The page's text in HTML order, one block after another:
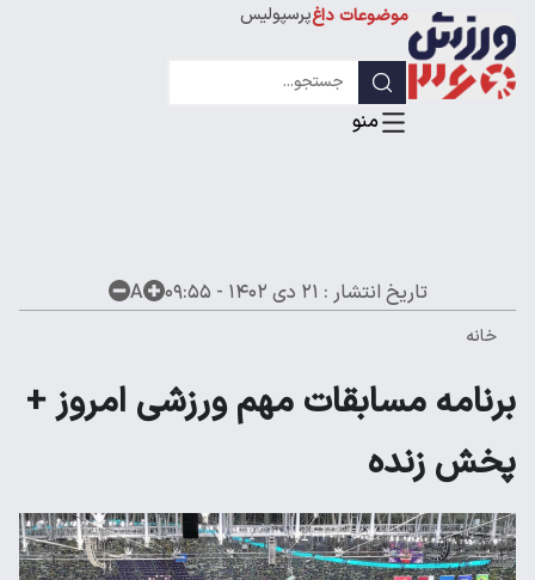
موضوعات داغپرسپولیس
لیگ قهرمانان
تاریخ انتشار : ۲۱ دی ۱۴۰۲ - ۰۹:۵۵ A
خانه
برنامه مسابقات مهم ورزشی امروز +
پخش زنده